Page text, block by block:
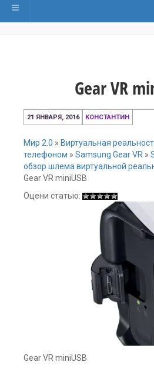
Переключить навигацию
Gear VR
21 ЯНВАРЯ, 2016
21
января,
КОНСТАНТИН
Мир 2.0 » Виртуальная
телефоном » Samsung Gear VR »
обзор шлема виртуальной
Gear VR miniUSB
Оцени статью:
Gear VR miniUSB